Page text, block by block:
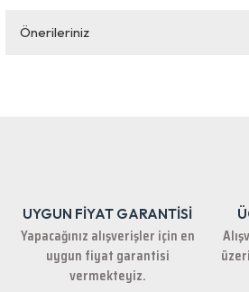
Önerileriniz
Ürün bilgilerinde hatalar bulunuyor.
Ürün fiyatı diğer sitelerden daha pahalı.
Bu ürüne benzer farklı alternatifler olmalı.
UYGUN FİYAT GARANTİSİ
Yapacağınız alışverişler için en
uygun fiyat garantisi
vermekteyiz.